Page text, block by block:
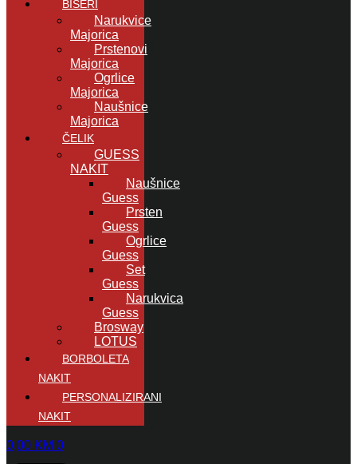
BISERI
Narukvice
Majorica
Prstenovi
Majorica
Ogrlice
Majorica
Naušnice
Majorica
ČELIK
GUESS
NAKIT
Naušnice
Guess
Prsten
Guess
Ogrlice
Guess
Set
Guess
Narukvica
Guess
Brosway
LOTUS
BORBOLETA
NAKIT
PERSONALIZIRANI
NAKIT
0,00 KM 0